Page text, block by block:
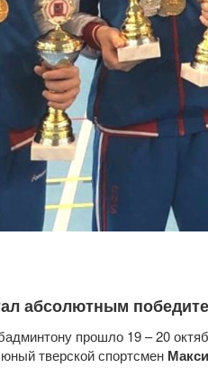
абсолютным
прошло 19 – 20
тверской спортсмен